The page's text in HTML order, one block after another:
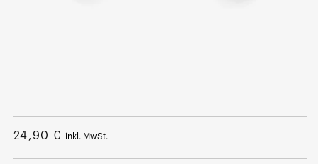
1
im
Modalfenster
Regulärer
24,90 € inkl. MwSt.